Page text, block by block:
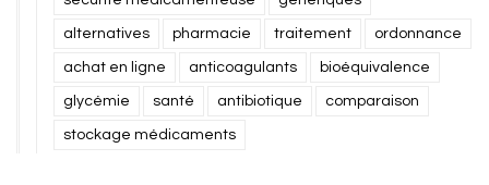
alternatives pharmacie traitement ordonnance
achat en ligne anticoagulants bioéquivalence
glycémie santé antibiotique comparaison
stockage médicaments